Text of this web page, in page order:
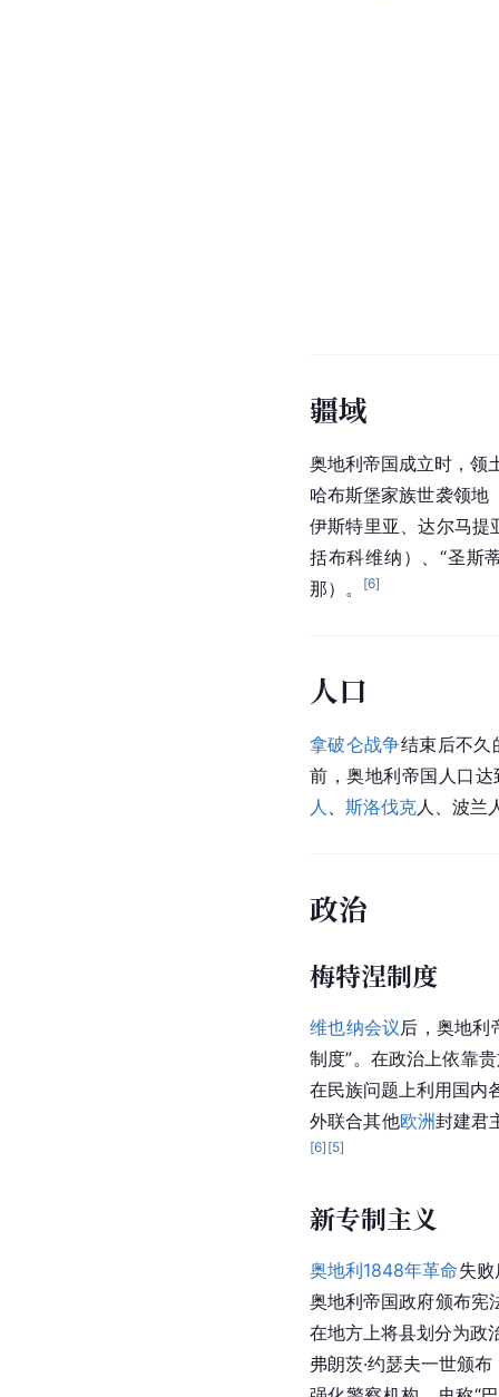
疆域
奥地利帝国成立时，领
哈布斯堡家族世袭领地
伊斯特里亚、达尔马
括布科维纳）、“圣斯
那）。 [6]
人口
拿破仑战争结束后不久
前，奥地利帝国人口
人
斯洛伐克人、波兰
政治
梅特涅制度
维也纳会议后，奥地利
制度”。在政治上依靠
在民族问题上利用国内
外联合其他欧洲封建君
[6] [5]
新专制主义
奥地利1848年革命失
奥地利帝国政府颁布宪
在地方 上将县划分为政
弗朗茨·约瑟夫一世颁布